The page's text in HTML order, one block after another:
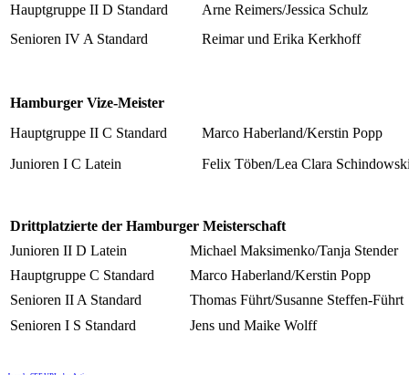
Hauptgruppe II D Standard
Arne Reimers/Jessica Schulz
Senioren IV A Standard
Reimar und Erika Kerkhoff
Hamburger Vize-Meister
Hauptgruppe II C Standard
Marco Haberland/Kerstin Popp
Junioren I C Latein
Felix Töben/Lea Clara
Drittplatzierte der Hamburger Meisterschaft
Junioren II D Latein
Michael Maksimenko/Tanja Stender
Hauptgruppe C Standard
Marco Haberland/Kerstin Popp
Senioren II A Standard
Thomas Führt/Susanne Steffen-Führt
Senioren I S Standard
Jens und Maike Wolff